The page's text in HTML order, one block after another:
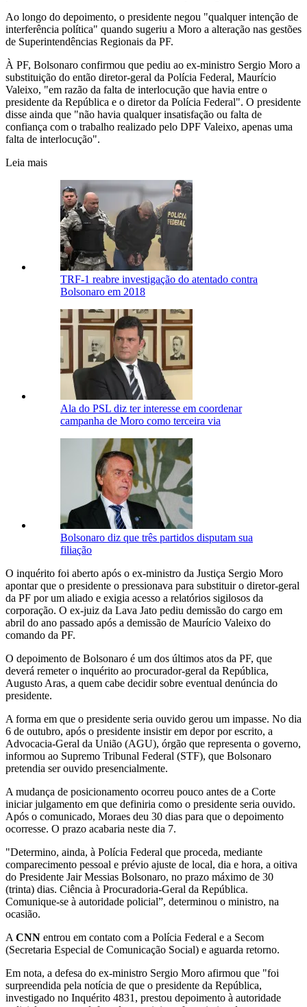
Ao longo do depoimento, o presidente negou "qualquer intenção de
interferência política" quando sugeriu a Moro a alteração nas gestões
de Superintendências Regionais da PF.
À PF, Bolsonaro confirmou que pediu ao ex-ministro Sergio Moro a
substituição do então diretor-geral da Polícia Federal, Maurício
Valeixo, "em razão da falta de interlocução que havia entre o
presidente da República e o diretor da Polícia Federal". O presidente
disse ainda que "não havia qualquer insatisfação ou falta de
confiança com o trabalho realizado pelo DPF Valeixo, apenas uma
falta de interlocução".
Leia mais
TRF-1 reabre investigação do atentado contra
Bolsonaro em 2018
Ala do PSL diz ter interesse em coordenar
campanha de Moro como terceira via
Bolsonaro diz que três partidos disputam sua
filiação
O inquérito foi aberto após o ex-ministro da Justiça Sergio Moro
apontar que o presidente o pressionava para substituir o diretor-geral
da PF por um aliado e exigia acesso a relatórios sigilosos da
corporação. O ex-juiz da Lava Jato pediu demissão do cargo em
abril do ano passado após a demissão de Maurício Valeixo do
comando da PF.
O depoimento de Bolsonaro é um dos últimos atos da PF, que
deverá remeter o inquérito ao procurador-geral da República,
Augusto Aras, a quem cabe decidir sobre eventual denúncia do
presidente.
A forma em que o presidente seria ouvido gerou um impasse. No dia
6 de outubro, após o presidente insistir em depor por escrito, a
Advocacia-Geral da União (AGU), órgão que representa o governo,
informou ao Supremo Tribunal Federal (STF), que Bolsonaro
pretendia ser ouvido presencialmente.
A mudança de posicionamento ocorreu pouco antes de a Corte
iniciar julgamento em que definiria como o presidente seria ouvido.
Após o comunicado, Moraes deu 30 dias para que o depoimento
ocorresse. O prazo acabaria neste dia 7.
"Determino, ainda, à Polícia Federal que proceda, mediante
comparecimento pessoal e prévio ajuste de local, dia e hora, a oitiva
do Presidente Jair Messias Bolsonaro, no prazo máximo de 30
(trinta) dias. Ciência à Procuradoria-Geral da República.
Comunique-se à autoridade policial”, determinou o ministro, na
ocasião.
A CNN entrou em contato com a Polícia Federal e a Secom
(Secretaria Especial de Comunicação Social) e aguarda retorno.
Em nota, a defesa do ex-ministro Sergio Moro afirmou que "foi
surpreendida pela notícia de que o presidente da República,
investigado no Inquérito 4831, prestou depoimento à autoridade